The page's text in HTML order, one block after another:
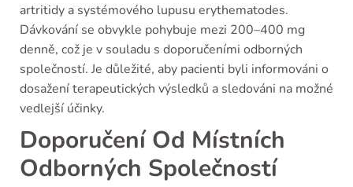
artritidy a systémového lupusu erythematodes.
Dávkování se obvykle pohybuje mezi 200–400 mg
denně, což je v souladu s doporučeními odborných
společností. Je důležité, aby pacienti byli informováni o
dosažení terapeutických výsledků a sledováni na možné
vedlejší účinky.
Doporučení Od Místních
Odborných Společností